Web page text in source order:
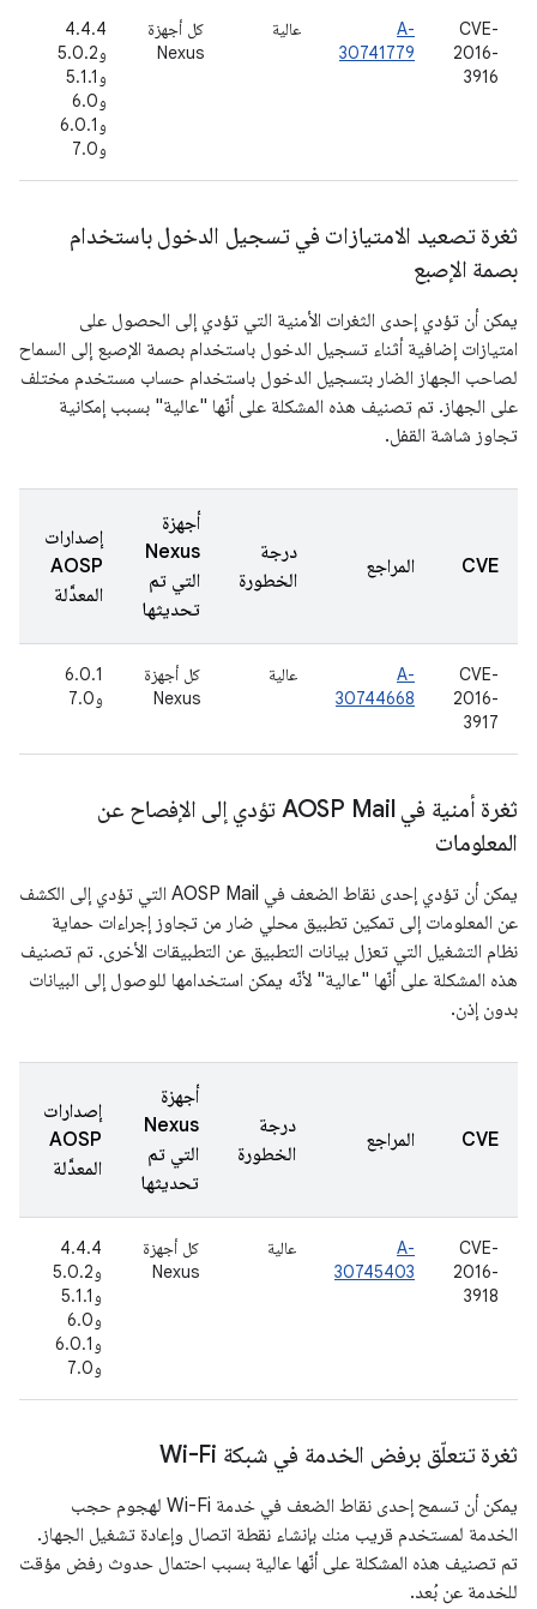
CVE-
2016-
3916
A-
30741779
عالية
كل أجهزة
Nexus
4.4.4
و5.0.2
و5.1.1
و6.0
و6.0.1
و7.0
ثغرة تصعيد الامتيازات في تسجيل الدخول باستخدام
بصمة الإصبع
يمكن أن تؤدي إحدى الثغرات الأمنية التي تؤدي إلى الحصول على
امتيازات إضافية أثناء تسجيل الدخول باستخدام بصمة الإصبع إلى السماح
لصاحب الجهاز الضار بتسجيل الدخول باستخدام حساب مستخدم مختلف
على الجهاز. تم تصنيف هذه المشكلة على أنّها "عالية" بسبب إمكانية
تجاوز شاشة القفل.
CVE المراجع
درجة
الخطورة
أجهزة
Nexus
التي تم
تحديثها
إصدارات
AOSP
المعدَّلة
CVE-
2016-
3917
A-
30744668
عالية
كل أجهزة
Nexus
6.0.1
و7.0
ثغرة أمنية في AOSP Mail تؤدي إلى الإفصاح عن
المعلومات
يمكن أن تؤدي إحدى نقاط الضعف في AOSP Mail التي تؤدي إلى الكشف
عن المعلومات إلى تمكين تطبيق محلي ضار من تجاوز إجراءات حماية
نظام التشغيل التي تعزل بيانات التطبيق عن التطبيقات الأخرى. تم تصنيف
هذه المشكلة على أنّها "عالية" لأنّه يمكن استخدامها للوصول إلى البيانات
بدون إذن.
CVE المراجع
درجة
الخطورة
أجهزة
Nexus
التي تم
تحديثها
إصدارات
AOSP
المعدَّلة
CVE-
2016-
3918
A-
30745403
عالية
كل أجهزة
Nexus
4.4.4
و5.0.2
و5.1.1
و6.0
و6.0.1
و7.0
ثغرة تتعلّق برفض الخدمة في شبكة Wi-Fi
يمكن أن تسمح إحدى نقاط الضعف في خدمة Wi-Fi لهجوم حجب
الخدمة لمستخدم قريب منك بإنشاء نقطة اتصال وإعادة تشغيل الجهاز.
تم تصنيف هذه المشكلة على أنّها عالية بسبب احتمال حدوث رفض مؤقت
للخدمة عن بُعد.